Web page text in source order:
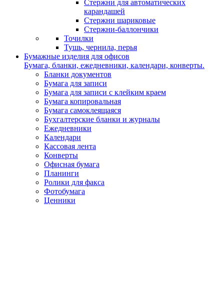
Стержни для автоматических
карандашей
Стержни шариковые
Стержни-баллончики
Точилки
Тушь, чернила, перья
Бумажные изделия для офисов
Бумага, бланки, ежедневники, календари, конверты.
Бланки документов
Бумага для записи
Бумага для записи с клейким краем
Бумага копировальная
Бумага самоклеящаяся
Бухгалтерские бланки и журналы
Ежедневники
Календари
Кассовая лента
Конверты
Офисная бумага
Планинги
Ролики для факса
Фотобумага
Ценники